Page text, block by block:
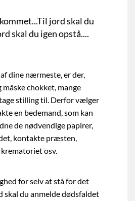
jord skal du
skal du igen opstå....
dine nærmeste, er der,
måske chokket, mange
stilling til. Derfor vælger
en bedemand, som kan
de nødvendige papirer,
kontakte præsten,
osv.
for selv at stå for det
skal du anmelde dødsfaldet